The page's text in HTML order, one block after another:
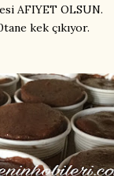
AFIYET OLSUN.
kek çıkıyor.